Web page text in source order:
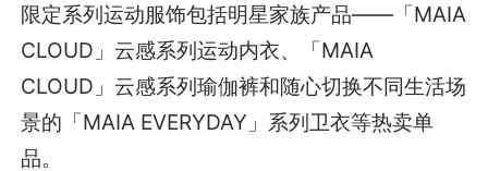
限定系列运动服饰包括明星家族产品——「MAIA
CLOUD」云感系列运动内衣、「MAIA
CLOUD」云感系列瑜伽裤和随心切换不同生活场
景的「MAIA EVERYDAY」系列卫衣等热卖单
品。